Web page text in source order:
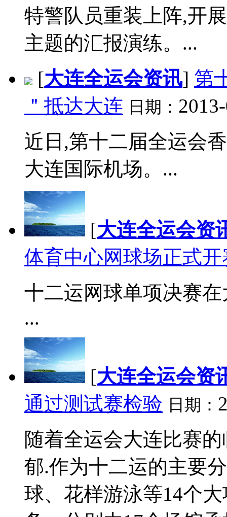
特警队员重装上阵,开
主题的汇报演练。...
[大连全运会资讯] 第
＂抵达大连 日期：
近日,第十二届全运会
大连国际机场。...
[大连全运会资
体育中心网球场正式开
十二运网球单项决赛
...
[大连全运会资
通过测试赛检验 日期：
随着全运会大连比赛
郁.作为十二运的主要
球、花样游泳等14个